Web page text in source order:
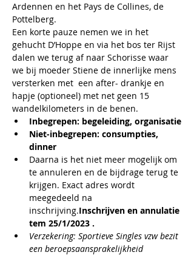
Ardennen en het Pays de Collines, de
Pottelberg.
Een korte pauze nemen we in het
gehucht D’Hoppe en via het bos ter Rijst
dalen we terug af naar Schorisse waar
we bij moeder Stiene de innerlijke mens
versterken met  een after- drankje en
hapje (optioneel) met net geen 15
wandelkilometers in de benen.
Inbegrepen: begeleiding, organisatie
Niet-inbegrepen: consumpties,
dinner
Daarna is het niet meer mogelijk om
te annuleren en de bijdrage terug te
krijgen. Exact adres wordt
meegedeeld na
inschrijving.Inschrijven en annulatie
tem 25/1/2023 .
Verzekering: Sportieve Singles vzw bezit
een beroepsaansprakelijkheid